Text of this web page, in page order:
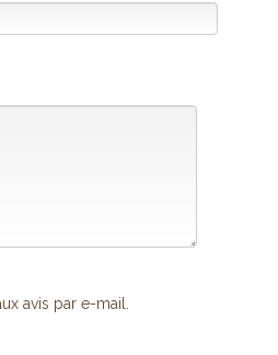
avis par e-mail.